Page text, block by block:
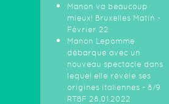
Manon va beaucoup
mieux! Bruxelles Matin -
Février 22
Manon Lepomme
débarque avec un
nouveau spectacle dans
lequel elle révèle ses
origines italiennes - 8/9
RTBF 28.01.2022